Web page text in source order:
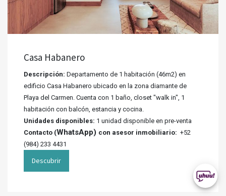
Casa Habanero
Descripción: Departamento de 1 habitación (46m2) en
edificio Casa Habanero ubicado en la zona diamante de
Playa del Carmen. Cuenta con 1 baño, closet "walk in", 1
habitación con balcón, estancia y cocina.
Unidades disponibles: 1 unidad disponible en pre-venta
Contacto (WhatsApp) con asesor inmobiliario: +52
(984) 233 4431
Descubrir